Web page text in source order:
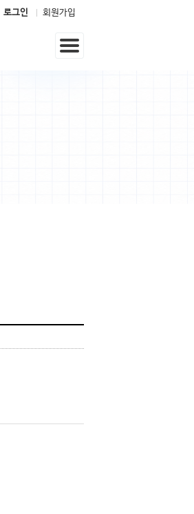
로그인 회원가입